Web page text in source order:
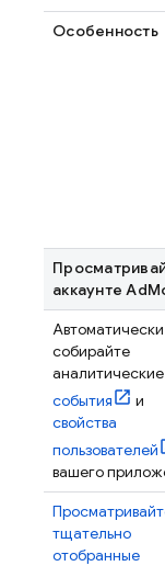
Особенность
аккаунте
Автоматически
собирайте
аналитические
события
и
свойства
пользователей
вашего
тщательно
отобранные